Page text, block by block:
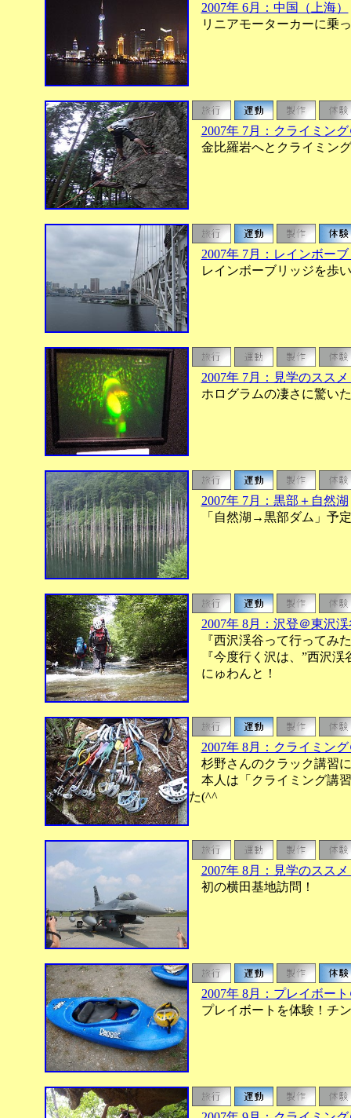
2007年 6月：中国（上海）
リニアモーターカーに乗
2007年 7月：クライミン
金比羅岩へとクライミン
2007年 7月：レインボー
レインボーブリッジを歩
2007年 7月：見学のスス
ホログラムの凄さに驚い
2007年 7月：黒部＋自然湖
「自然湖→黒部ダム」予
2007年 8月：沢登＠東沢渓
『西沢渓谷って行ってみ
『今度行く沢は、”西沢渓
にゅわんと！
2007年 8月：クライミン
杉野さんのクラック講習
本人は「クライミング講
た(^^ゞ
2007年 8月：見学のスス
初の横田基地訪問！
2007年 8月：プレイボー
プレイボートを体験！チ